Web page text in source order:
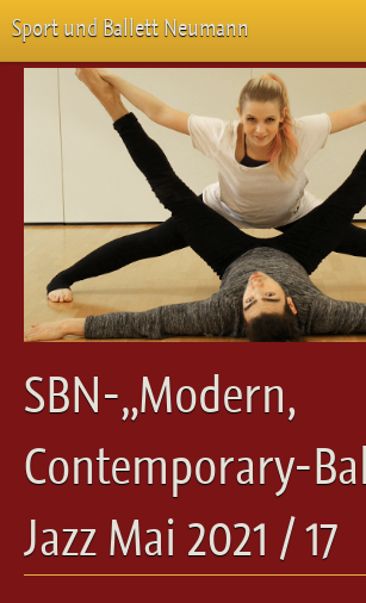
Sport und Ballett Neumann
Start
Neuigkeiten
Über Uns
Veranstaltungen
Emotion Pur
Meisterschaften
Projekte
Vorstellungen
Workshops
Galerie
Kontakt
Ballett für Erwachsene / Jugendliche
Kreative Früherziehung / Kinderballett
SBN-„Modern,
Contemporary-
Jazz Mai 2021 / 17